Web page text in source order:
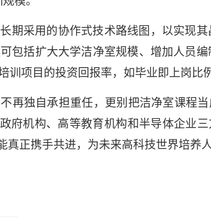
期采用的协作式技术路线图，以实现
包括扩大大学洁净室规模、增加人员
训项目的投资回报率，如毕业即上岗比
再独自承担重任，更别把洁净室课程
府机构、高等教育机构和半导体企业
真正携手共进，为未来高科技世界培养人